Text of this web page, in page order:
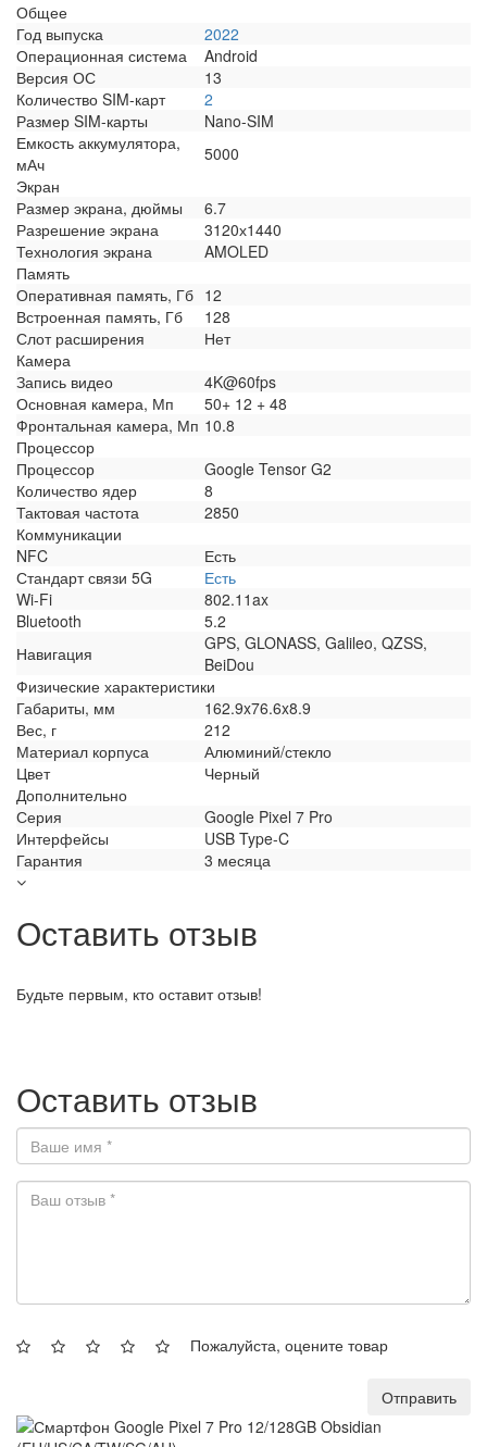
Общее
Год выпуска
2022
Операционная система
Android
Версия ОС
13
Количество SIM-карт
2
Размер SIM-карты
Nano-SIM
Емкость аккумулятора,
мАч
5000
Экран
Размер экрана, дюймы
6.7
Разрешение экрана
3120х1440
Технология экрана
AMOLED
Память
Оперативная память, Гб 12
Встроенная память, Гб
128
Слот расширения
Нет
Камера
Запись видео
4K@60fps
Основная камера, Мп
50+ 12 + 48
Фронтальная камера, Мп 10.8
Процессор
Процессор
Google Tensor G2
Количество ядер
8
Тактовая частота
2850
Коммуникации
NFC
Есть
Стандарт связи 5G
Есть
Wi-Fi
802.11ax
Bluetooth
5.2
Навигация
GPS, GLONASS, Galileo, QZSS,
BeiDou
Физические характеристики
Габариты, мм
162.9x76.6x8.9
Вес, г
212
Материал корпуса
Алюминий/стекло
Цвет
Черный
Дополнительно
Серия
Google Pixel 7 Pro
Интерфейсы
USB Type-C
Гарантия
3 месяца
Оставить отзыв
Будьте первым, кто оставит отзыв!
Оставить отзыв
Пожалуйста, оцените товар
Отправить